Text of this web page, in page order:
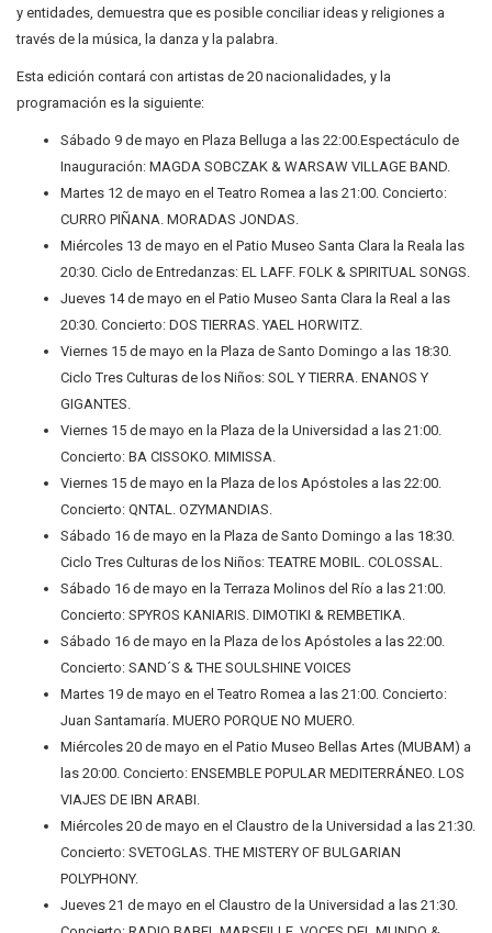
y entidades, demuestra que es posible conciliar ideas y religiones a
través de la música, la danza y la palabra.
Esta edición contará con artistas de 20 nacionalidades, y la
programación es la siguiente:
Sábado 9 de mayo en Plaza Belluga a las 22:00.Espectáculo de
Inauguración: MAGDA SOBCZAK & WARSAW VILLAGE BAND.
Martes 12 de mayo en el Teatro Romea a las 21:00. Concierto:
CURRO PIÑANA. MORADAS JONDAS.
Miércoles 13 de mayo en el Patio Museo Santa Clara la Reala las
20:30. Ciclo de Entredanzas: EL LAFF. FOLK & SPIRITUAL SONGS.
Jueves 14 de mayo en el Patio Museo Santa Clara la Real a las
20:30. Concierto: DOS TIERRAS. YAEL HORWITZ.
Viernes 15 de mayo en la Plaza de Santo Domingo a las 18:30.
Ciclo Tres Culturas de los Niños: SOL Y TIERRA. ENANOS Y
GIGANTES.
Viernes 15 de mayo en la Plaza de la Universidad a las 21:00.
Concierto: BA CISSOKO. MIMISSA.
Viernes 15 de mayo en la Plaza de los Apóstoles a las 22:00.
Concierto: QNTAL. OZYMANDIAS.
Sábado 16 de mayo en la Plaza de Santo Domingo a las 18:30.
Ciclo Tres Culturas de los Niños: TEATRE MOBIL. COLOSSAL.
Sábado 16 de mayo en la Terraza Molinos del Río a las 21:00.
Concierto: SPYROS KANIARIS. DIMOTIKI & REMBETIKA.
Sábado 16 de mayo en la Plaza de los Apóstoles a las 22:00.
Concierto: SAND´S & THE SOULSHINE VOICES
Martes 19 de mayo en el Teatro Romea a las 21:00. Concierto:
Juan Santamaría. MUERO PORQUE NO MUERO.
Miércoles 20 de mayo en el Patio Museo Bellas Artes (MUBAM) a
las 20:00. Concierto: ENSEMBLE POPULAR MEDITERRÁNEO. LOS
VIAJES DE IBN ARABI.
Miércoles 20 de mayo en el Claustro de la Universidad a las 21:30.
Concierto: SVETOGLAS. THE MISTERY OF BULGARIAN
POLYPHONY.
Jueves 21 de mayo en el Claustro de la Universidad a las 21:30.